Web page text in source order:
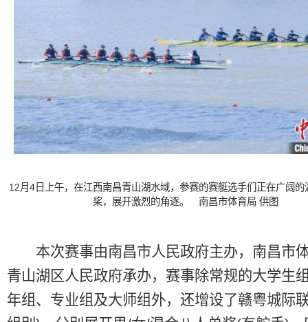
12月4日上午，在江西南昌青山湖水域，参赛的赛艇选手们正在广阔的
桨，展开激烈的角逐。 南昌市体育局 供图
本次赛事由南昌市人民政府主办，南昌市
青山湖区人民政府承办，赛事除常规的大学生
年组、专业组及大师组外，还增设了赣粤城际